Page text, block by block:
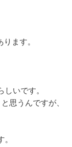
ます。
いです。
思うんですが、